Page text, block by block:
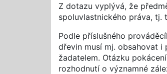
Z dotazu vyplývá, že
spoluvlastnického práva, tj.
Podle příslušného
dřevin musí mj. obsahovat i
žadatelem. Otázku
rozhodnutí o významné